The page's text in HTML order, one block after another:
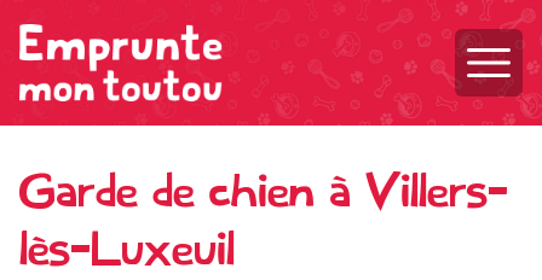
Garde de chien à Villers-
lès-Luxeuil